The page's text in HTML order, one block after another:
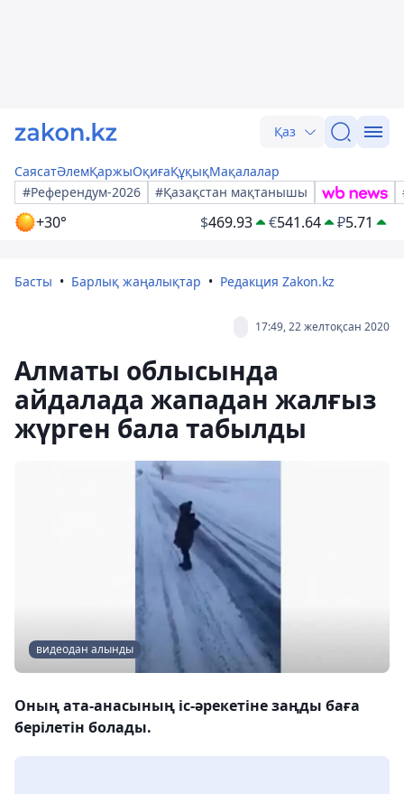
Қаз
СаясатӘлемҚаржыОқиғаҚұқықМақалалар
#Референдум-2026
#Қазақстан мақтанышы
+30° $469.93 €541.64 ₽5.71
Басты Барлық жаңалықтар Редакция Zakon.kz
17:49, 22 желтоқсан 2020
Алматы облысында
айдалада жападан жалғыз
жүрген бала табылды
видеодан алынды
Оның ата-анасының іс-әрекетіне заңды баға
берілетін болады.